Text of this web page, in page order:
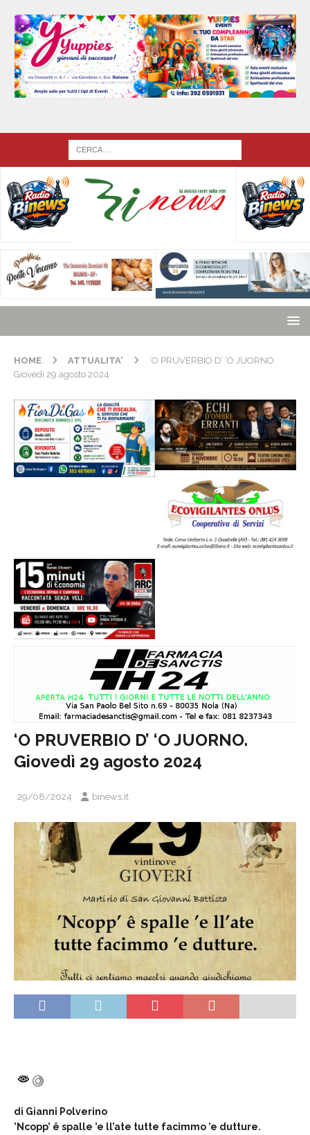
HOME ATTUALITA'
‘O PRUVERBIO D’ ‘O JUORNO.
Giovedì 29 agosto 2024
‘O PRUVERBIO D’ ‘O JUORNO.
Giovedì 29 agosto 2024
29/08/2024 binews.it
di Gianni Polverino
’Ncopp’ ê spalle ’e ll’ate tutte facimmo ’e dutture.